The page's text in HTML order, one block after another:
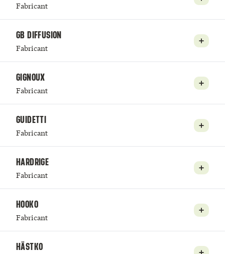
Fabricant
GB DIFFUSION
Fabricant
GIGNOUX
Fabricant
GUIDETTI
Fabricant
HARDRIGE
Fabricant
HOOKO
Fabricant
HÄSTKO